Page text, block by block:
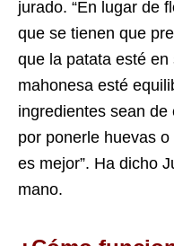
jurado. “En lugar de
que se tienen que
que la patata esté
mahonesa esté
ingredientes sean
por ponerle huevas
es mejor”. Ha dicho
mano.